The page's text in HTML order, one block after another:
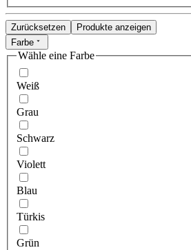
Zurücksetzen
Produkte anzeigen
Farbe
Wähle eine Farbe
Weiß
Grau
Schwarz
Violett
Blau
Türkis
Grün